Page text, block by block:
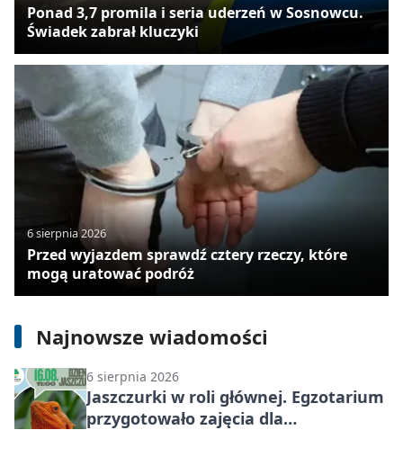
Ponad 3,7 promila i seria uderzeń w Sosnowcu.
Świadek zabrał kluczyki
6 sierpnia 2026
Przed wyjazdem sprawdź cztery rzeczy, które
mogą uratować podróż
Najnowsze wiadomości
6 sierpnia 2026
Dzika kuchnia w Egzotarium pokaże,
co można zrobić z roślin obok nas
6 sierpnia 2026
Jaszczurki w roli głównej. Egzotarium
przygotowało zajęcia dla